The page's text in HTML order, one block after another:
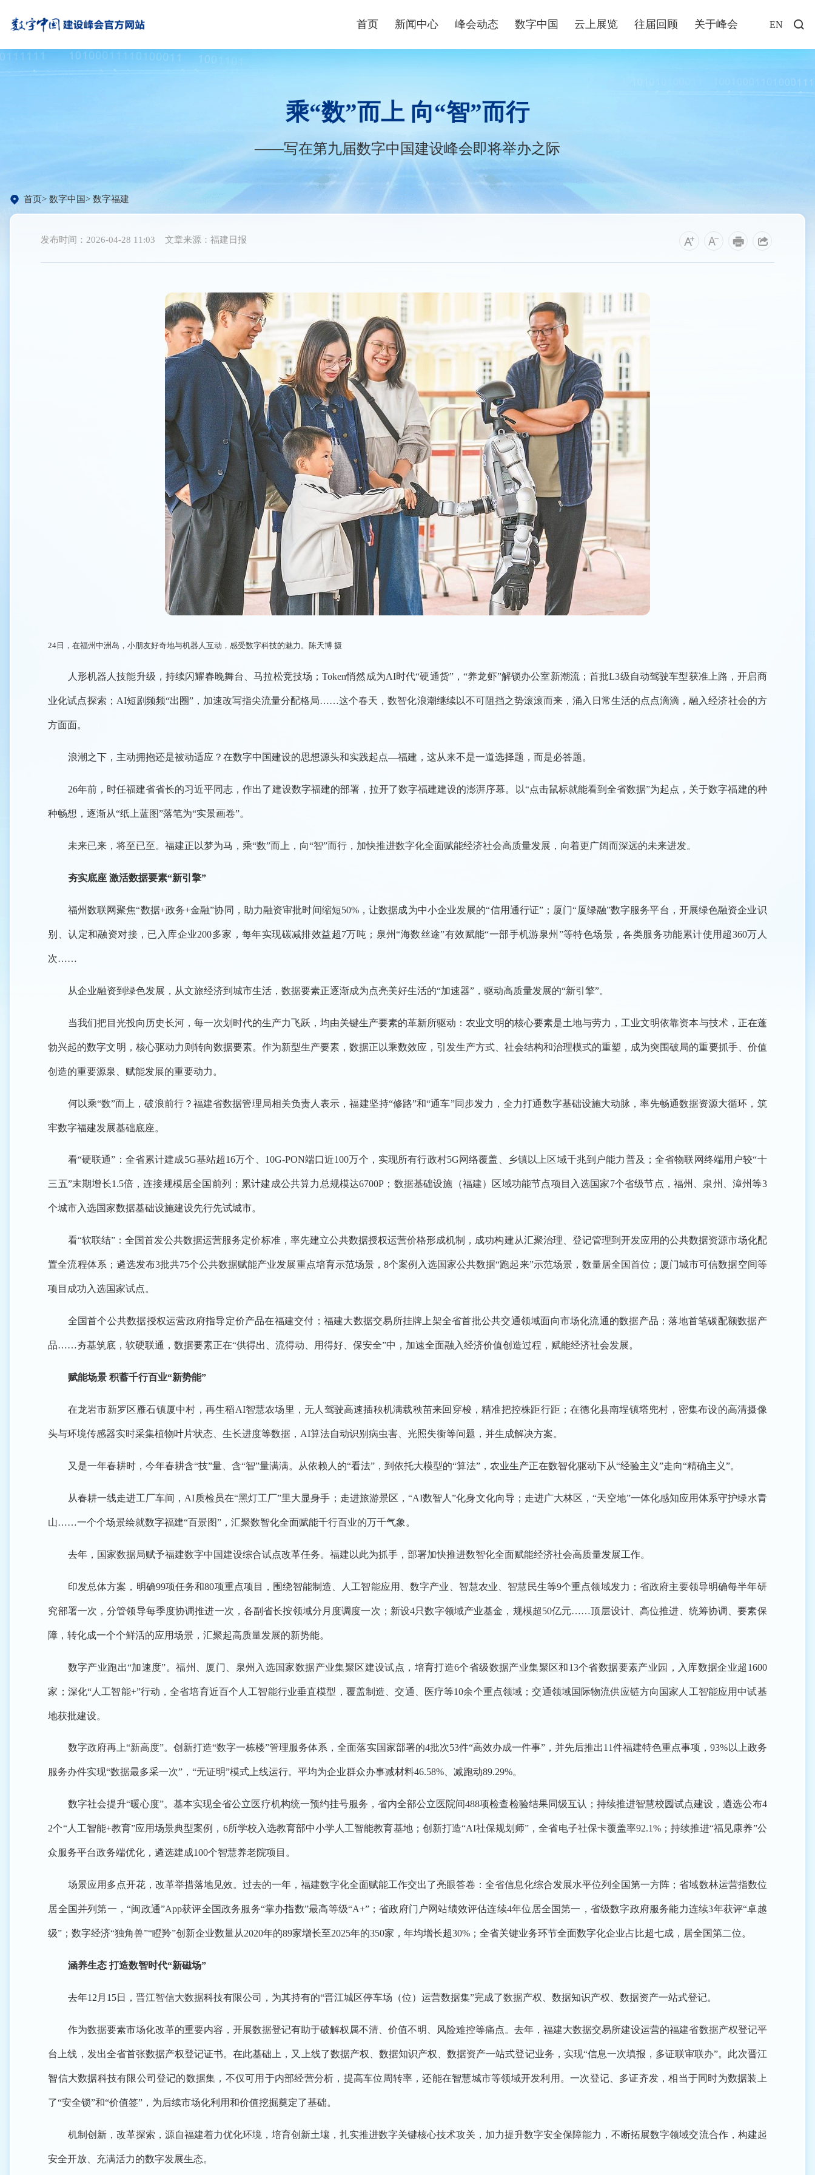
首页 新闻中心
视频播报
峰会镜头
媒体聚焦
峰会动态
创新大赛
主宾市
数字中国
政策解读
数字福建
云上展览 往届回顾 关于峰会 EN
乘“数”而上 向“智”而行
——写在第九届数字中国建设峰会即将举办之际
首页 数字中国 数字福建
发布时间：2026-04-28 11:03 文章来源：福建日报
24日，在福州中洲岛，小朋友好奇地与机器人互动，感受数字科技的魅力。陈天博 摄
人形机器人技能升级，持续闪耀春晚舞台、马拉松竞技场；Token悄然成为AI时代“硬通货”，“养龙虾”解锁办公室新潮流；首批L3级自动驾驶车型获准上路，开启商
业化试点探索；AI短剧频频“出圈”，加速改写指尖流量分配格局……这个春天，数智化浪潮继续以不可阻挡之势滚滚而来，涌入日常生活的点点滴滴，融入经济社会的方
方面面。
浪潮之下，主动拥抱还是被动适应？在数字中国建设的思想源头和实践起点―福建，这从来不是一道选择题，而是必答题。
26年前，时任福建省省长的习近平同志，作出了建设数字福建的部署，拉开了数字福建建设的澎湃序幕。以“点击鼠标就能看到全省数据”为起点，关于数字福建的种
种畅想，逐渐从“纸上蓝图”落笔为“实景画卷”。
未来已来，将至已至。福建正以梦为马，乘“数”而上，向“智”而行，加快推进数字化全面赋能经济社会高质量发展，向着更广阔而深远的未来进发。
夯实底座 激活数据要素“新引擎”
福州数联网聚焦“数据+政务+金融”协同，助力融资审批时间缩短50%，让数据成为中小企业发展的“信用通行证”；厦门“厦绿融”数字服务平台，开展绿色融资企业识
别、认定和融资对接，已入库企业200多家，每年实现碳减排效益超7万吨；泉州“海数丝途”有效赋能“一部手机游泉州”等特色场景，各类服务功能累计使用超360万人
次……
从企业融资到绿色发展，从文旅经济到城市生活，数据要素正逐渐成为点亮美好生活的“加速器”，驱动高质量发展的“新引擎”。
当我们把目光投向历史长河，每一次划时代的生产力飞跃，均由关键生产要素的革新所驱动：农业文明的核心要素是土地与劳力，工业文明依靠资本与技术，正在蓬
勃兴起的数字文明，核心驱动力则转向数据要素。作为新型生产要素，数据正以乘数效应，引发生产方式、社会结构和治理模式的重塑，成为突围破局的重要抓手、价值
创造的重要源泉、赋能发展的重要动力。
何以乘“数”而上，破浪前行？福建省数据管理局相关负责人表示，福建坚持“修路”和“通车”同步发力，全力打通数字基础设施大动脉，率先畅通数据资源大循环，筑
牢数字福建发展基础底座。
看“硬联通”：全省累计建成5G基站超16万个、10G-PON端口近100万个，实现所有行政村5G网络覆盖、乡镇以上区域千兆到户能力普及；全省物联网终端用户较“十
三五”末期增长1.5倍，连接规模居全国前列；累计建成公共算力总规模达6700P；数据基础设施（福建）区域功能节点项目入选国家7个省级节点，福州、泉州、漳州等3
个城市入选国家数据基础设施建设先行先试城市。
看“软联结”：全国首发公共数据运营服务定价标准，率先建立公共数据授权运营价格形成机制，成功构建从汇聚治理、登记管理到开发应用的公共数据资源市场化配
置全流程体系；遴选发布3批共75个公共数据赋能产业发展重点培育示范场景，8个案例入选国家公共数据“跑起来”示范场景，数量居全国首位；厦门城市可信数据空间等
项目成功入选国家试点。
全国首个公共数据授权运营政府指导定价产品在福建交付；福建大数据交易所挂牌上架全省首批公共交通领域面向市场化流通的数据产品；落地首笔碳配额数据产
品……夯基筑底，软硬联通，数据要素正在“供得出、流得动、用得好、保安全”中，加速全面融入经济价值创造过程，赋能经济社会发展。
赋能场景 积蓄千行百业“新势能”
在龙岩市新罗区雁石镇厦中村，再生稻AI智慧农场里，无人驾驶高速插秧机满载秧苗来回穿梭，精准把控株距行距；在德化县南埕镇塔兜村，密集布设的高清摄像
头与环境传感器实时采集植物叶片状态、生长进度等数据，AI算法自动识别病虫害、光照失衡等问题，并生成解决方案。
又是一年春耕时，今年春耕含“技”量、含“智”量满满。从依赖人的“看法”，到依托大模型的“算法”，农业生产正在数智化驱动下从“经验主义”走向“精确主义”。
从春耕一线走进工厂车间，AI质检员在“黑灯工厂”里大显身手；走进旅游景区，“AI数智人”化身文化向导；走进广大林区，“天空地”一体化感知应用体系守护绿水青
山……一个个场景绘就数字福建“百景图”，汇聚数智化全面赋能千行百业的万千气象。
去年，国家数据局赋予福建数字中国建设综合试点改革任务。福建以此为抓手，部署加快推进数智化全面赋能经济社会高质量发展工作。
印发总体方案，明确99项任务和80项重点项目，围绕智能制造、人工智能应用、数字产业、智慧农业、智慧民生等9个重点领域发力；省政府主要领导明确每半年研
究部署一次，分管领导每季度协调推进一次，各副省长按领域分月度调度一次；新设4只数字领域产业基金，规模超50亿元……顶层设计、高位推进、统筹协调、要素保
障，转化成一个个鲜活的应用场景，汇聚起高质量发展的新势能。
数字产业跑出“加速度”。福州、厦门、泉州入选国家数据产业集聚区建设试点，培育打造6个省级数据产业集聚区和13个省数据要素产业园，入库数据企业超1600
家；深化“人工智能+”行动，全省培育近百个人工智能行业垂直模型，覆盖制造、交通、医疗等10余个重点领域；交通领域国际物流供应链方向国家人工智能应用中试基
地获批建设。
数字政府再上“新高度”。创新打造“数字一栋楼”管理服务体系，全面落实国家部署的4批次53件“高效办成一件事”，并先后推出11件福建特色重点事项，93%以上政务
服务办件实现“数据最多采一次”，“无证明”模式上线运行。平均为企业群众办事减材料46.58%、减跑动89.29%。
数字社会提升“暖心度”。基本实现全省公立医疗机构统一预约挂号服务，省内全部公立医院间488项检查检验结果同级互认；持续推进智慧校园试点建设，遴选公布4
2个“人工智能+教育”应用场景典型案例，6所学校入选教育部中小学人工智能教育基地；创新打造“AI社保规划师”，全省电子社保卡覆盖率92.1%；持续推进“福见康养”公
众服务平台政务端优化，遴选建成100个智慧养老院项目。
场景应用多点开花，改革举措落地见效。过去的一年，福建数字化全面赋能工作交出了亮眼答卷：全省信息化综合发展水平位列全国第一方阵；省域数林运营指数位
居全国并列第一，“闽政通”App获评全国政务服务“掌办指数”最高等级“A+”；省政府门户网站绩效评估连续4年位居全国第一，省级数字政府服务能力连续3年获评“卓越
级”；数字经济“独角兽”“瞪羚”创新企业数量从2020年的89家增长至2025年的350家，年均增长超30%；全省关键业务环节全面数字化企业占比超七成，居全国第二位。
涵养生态 打造数智时代“新磁场”
去年12月15日，晋江智信大数据科技有限公司，为其持有的“晋江城区停车场（位）运营数据集”完成了数据产权、数据知识产权、数据资产一站式登记。
作为数据要素市场化改革的重要内容，开展数据登记有助于破解权属不清、价值不明、风险难控等痛点。去年，福建大数据交易所建设运营的福建省数据产权登记平
台上线，发出全省首张数据产权登记证书。在此基础上，又上线了数据产权、数据知识产权、数据资产一站式登记业务，实现“信息一次填报，多证联审联办”。此次晋江
智信大数据科技有限公司登记的数据集，不仅可用于内部经营分析，提高车位周转率，还能在智慧城市等领域开发利用。一次登记、多证齐发，相当于同时为数据装上
了“安全锁”和“价值签”，为后续市场化利用和价值挖掘奠定了基础。
机制创新，改革探索，源自福建着力优化环境，培育创新土壤，扎实推进数字关键核心技术攻关，加力提升数字安全保障能力，不断拓展数字领域交流合作，构建起
安全开放、充满活力的数字发展生态。